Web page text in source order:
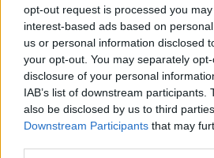
opt-out request is processed you
interest-based ads based on
us or personal information disclosed
your opt-out. You may separately
disclosure of your personal
IAB’s list of downstream participants.
also be disclosed by us to third
Downstream Participants that may
LOCAL